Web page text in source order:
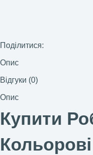
Поділитися:
Опис
Відгуки (0)
Опис
Купити